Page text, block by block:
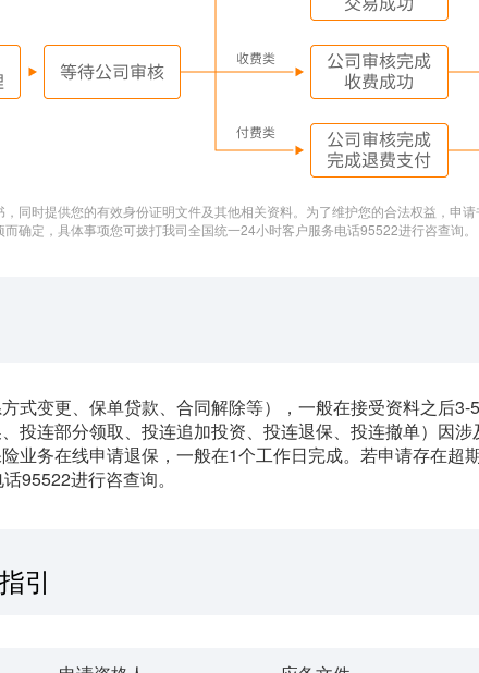
同时提供您的有效身份证明文件及其他相关资料。为了维护您的合法权益，申请
确定，具体事项您可拨打我司全国统一24小时客户服务电话95522进行咨查询。
式变更、保单贷款、合同解除等），一般在接受资料之后3-
投连部分领取、投连追加投资、投连退保、投连撤单）因
业务在线申请退保，一般在1个工作日完成。若申请存在超
95522进行咨查询。
引